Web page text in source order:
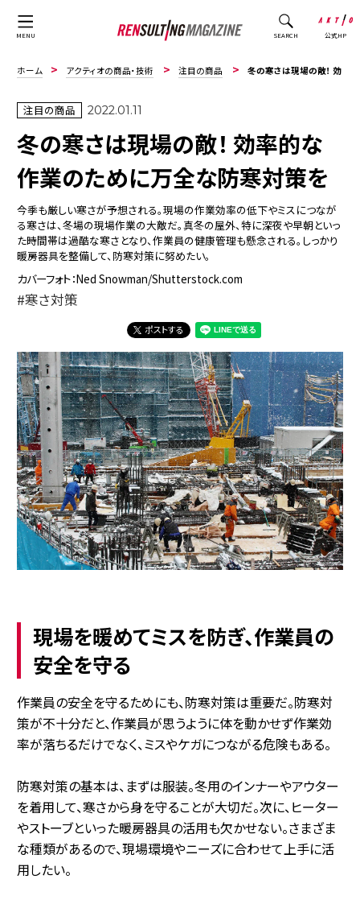
MENU SEARCH 公式HP
ホーム アクティオの商品・技術 注目の商品 冬の寒さは現場の敵！ 効率的な作業のために万全な防寒対策を
注目の商品 2022.01.11
冬の寒さは現場の敵！ 効率的な
作業のために万全な防寒対策を
今季も厳しい寒さが予想される。現場の作業効率の低下やミスにつなが
る寒さは、冬場の現場作業の大敵だ。真冬の屋外、特に深夜や早朝といっ
た時間帯は過酷な寒さとなり、作業員の健康管理も懸念される。しっかり
暖房器具を整備して、防寒対策に努めたい。
カバーフォト：Ned Snowman/Shutterstock.com
寒さ対策
ポストする
現場を暖めてミスを防ぎ、作業員の
安全を守る
作業員の安全を守るためにも、防寒対策は重要だ。防寒対
策が不十分だと、作業員が思うように体を動かせず作業効
率が落ちるだけでなく、ミスやケガにつながる危険もある。
防寒対策の基本は、まずは服装。冬用のインナーやアウター
を着用して、寒さから身を守ることが大切だ。次に、ヒーター
やストーブといった暖房器具の活用も欠かせない。さまざま
な種類があるので、現場環境やニーズに合わせて上手に活
用したい。